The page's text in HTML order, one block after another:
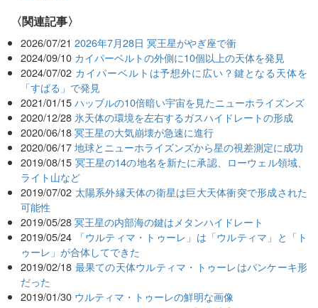
関連記事
2026/07/21 2026年7月28日 冥王星がやぎ座で衝
2024/09/10 カイパーベルトの外側に10個以上の天体を発見
2024/07/02 カイパーベルトは予想外に広い？鍵となる天体を
「すばる」で発見
2021/01/15 ハッブルの10倍暗い宇宙を見たニューホライズンズ
2020/12/28 氷天体の環境を左右するガスハイドレートの形成
2020/06/18 冥王星の大気崩壊が急速に進行
2020/06/17 地球とニューホライズンズから星の視差測定に成功
2019/08/15 冥王星の14の地名を新たに承認、ローウェル領域、
ライト山など
2019/07/02 太陽系外縁天体の衛星は巨大天体衝突で形成された
可能性
2019/05/28 冥王星の内部海の鍵はメタンハイドレート
2019/05/24
「ウルティマ・トゥーレ」は「ウルティマ」と「ト
ゥーレ」が合体してできた
2019/02/18 最果ての天体ウルティマ・トゥーレはパンケーキ形
だった
2019/01/30 ウルティマ・トゥーレの鮮明な画像